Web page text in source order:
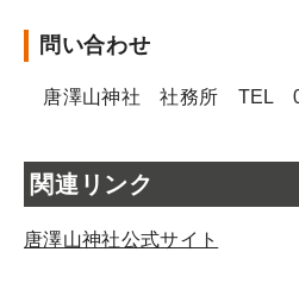
問い合わせ
唐澤山神社 社務所 TEL
関連リンク
唐澤山神社公式サイト